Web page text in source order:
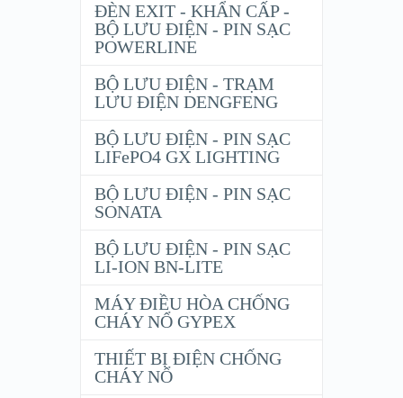
ĐÈN EXIT - KHẨN CẤP -
BỘ LƯU ĐIỆN - PIN SẠC
POWERLINE
BỘ LƯU ĐIỆN - TRẠM
LƯU ĐIỆN DENGFENG
BỘ LƯU ĐIỆN - PIN SẠC
LIFePO4 GX LIGHTING
BỘ LƯU ĐIỆN - PIN SẠC
SONATA
BỘ LƯU ĐIỆN - PIN SẠC
LI-ION BN-LITE
MÁY ĐIỀU HÒA CHỐNG
CHÁY NỔ GYPEX
THIẾT BỊ ĐIỆN CHỐNG
CHÁY NỔ